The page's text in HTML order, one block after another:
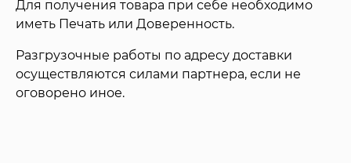
Для получения товара при себе необходимо
иметь Печать или Доверенность.
Разгрузочные работы по адресу доставки
осуществляются силами партнера, если не
оговорено иное.